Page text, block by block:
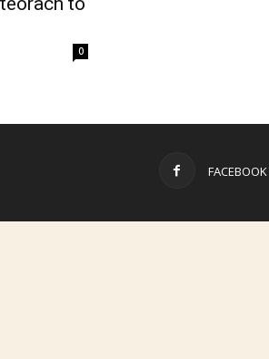
0
FACEBOOK